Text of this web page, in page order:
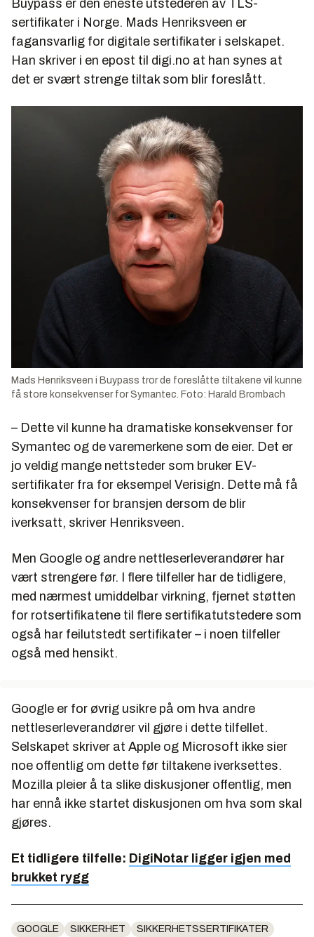
Buypass er den eneste utstederen av TLS-
sertifikater i Norge. Mads Henriksveen er
fagansvarlig for digitale sertifikater i selskapet.
Han skriver i en epost til digi.no at han synes at
det er svært strenge tiltak som blir foreslått.
Mads Henriksveen i Buypass tror de foreslåtte tiltakene vil kunne
få store konsekvenser for Symantec. Foto: Harald Brombach
– Dette vil kunne ha dramatiske konsekvenser for
Symantec og de varemerkene som de eier. Det er
jo veldig mange nettsteder som bruker EV-
sertifikater fra for eksempel Verisign. Dette må få
konsekvenser for bransjen dersom de blir
iverksatt, skriver Henriksveen.
Men Google og andre nettleserleverandører har
vært strengere før. I flere tilfeller har de tidligere,
med nærmest umiddelbar virkning, fjernet støtten
for rotsertifikatene til flere sertifikatutstedere som
også har feilutstedt sertifikater – i noen tilfeller
også med hensikt.
Google er for øvrig usikre på om hva andre
nettleserleverandører vil gjøre i dette tilfellet.
Selskapet skriver at Apple og Microsoft ikke sier
noe offentlig om dette før tiltakene iverksettes.
Mozilla pleier å ta slike diskusjoner offentlig, men
har ennå ikke startet diskusjonen om hva som skal
gjøres.
Et tidligere tilfelle: DigiNotar ligger igjen med
brukket rygg
GOOGLE SIKKERHET
SIKKERHETSSERTIFIKATER